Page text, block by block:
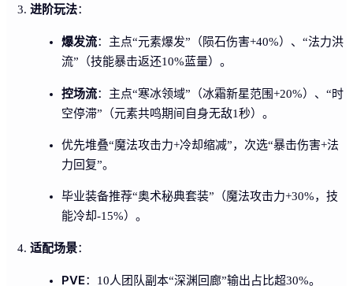
进阶玩法：
爆发流：主点“元素爆发”（陨石伤害+40%）、“法力洪
流”（技能暴击返还10%蓝量）。
控场流：主点“寒冰领域”（冰霜新星范围+20%）、“时
空停滞”（元素共鸣期间自身无敌1秒）。
优先堆叠“魔法攻击力+冷却缩减”，次选“暴击伤害+法
力回复”。
毕业装备推荐“奥术秘典套装”（魔法攻击力+30%，技
能冷却-15%）。
适配场景：
PVE：10人团队副本“深渊回廊”输出占比超30%。